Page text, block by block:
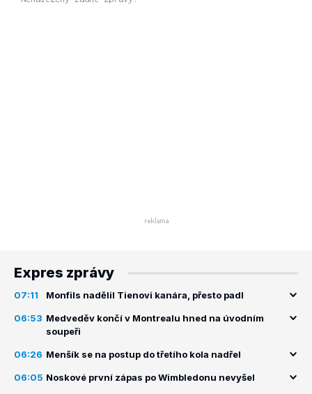
Expres zprávy
07:11 Monfils nadělil Tienovi kanára, přesto padl
06:53 Medveděv končí v Montrealu hned na úvodním
soupeři
06:26 Menšík se na postup do třetího kola nadřel
06:05 Noskové první zápas po Wimbledonu nevyšel